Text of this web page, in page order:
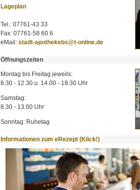
Lageplan
Tel.: 07761-43 33
Fax: 07761-58 60 6
eMail: stadt-apothekebs@t-online.de
Öffnungszeiten
Montag bis Freitag jeweils:
8.30 - 12.30 u. 14.00 - 18.30 Uhr
Samstag:
8.30 - 13.00 Uhr
Sonntag: Ruhetag
Informationen zum eRezept (Klick!)